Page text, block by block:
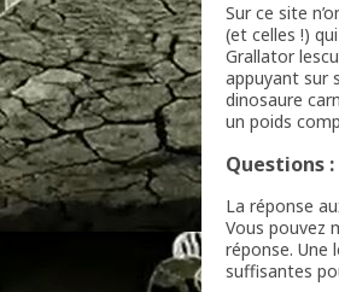
Sur ce site
(et celles !)
Grallator
appuyant sur
dinosaure
un poids
Questions :
La réponse
Vous pouvez
réponse. Une
suffisantes